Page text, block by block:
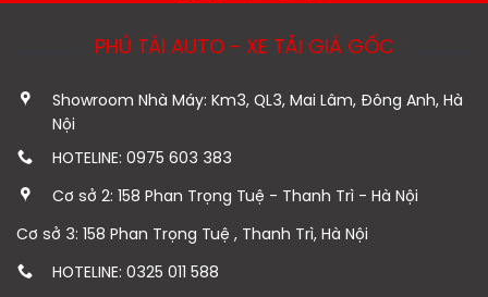
PHÚ TÀI AUTO - XE TẢI GIÁ GỐC
Showroom Nhà Máy: Km3, QL3, Mai Lâm, Đông Anh, Hà
Nội
HOTELINE: 0975 603 383
Cơ sở 2: 158 Phan Trọng Tuệ - Thanh Trì - Hà Nội
Cơ sở 3: 158 Phan Trọng Tuệ , Thanh Trì, Hà Nội
HOTELINE: 0325 011 588